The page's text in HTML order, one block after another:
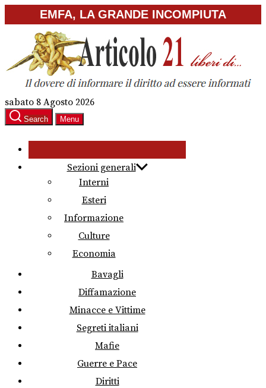
to
content
EMFA, LA GRANDE INCOMPIUTA
sabato 8 Agosto 2026
Search Menu
Sezioni generali
Interni
Esteri
Informazione
Culture
Economia
Bavagli
Diffamazione
Minacce e Vittime
Segreti italiani
Mafie
Guerre e Pace
Diritti